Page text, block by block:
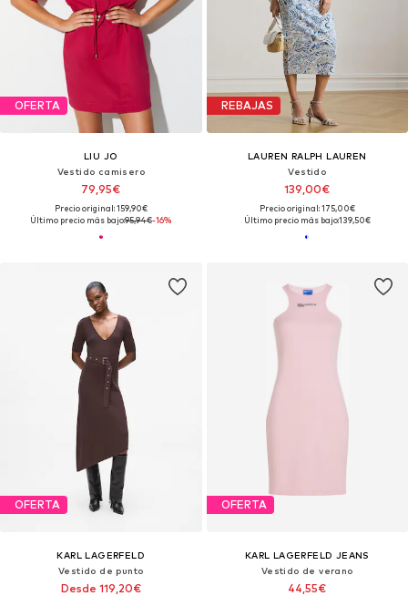
OFERTA
LIU JO
Vestido camisero
79,95€
Precio original: 159,90€
Último precio más bajo:95,94€-16%
REBAJAS
LAUREN RALPH LAUREN
Vestido
139,00€
Precio original: 175,00€
Último precio más bajo:139,50€
OFERTA
KARL LAGERFELD
Vestido de punto
Desde 119,20€
OFERTA
KARL LAGERFELD JEANS
Vestido de verano
44,55€